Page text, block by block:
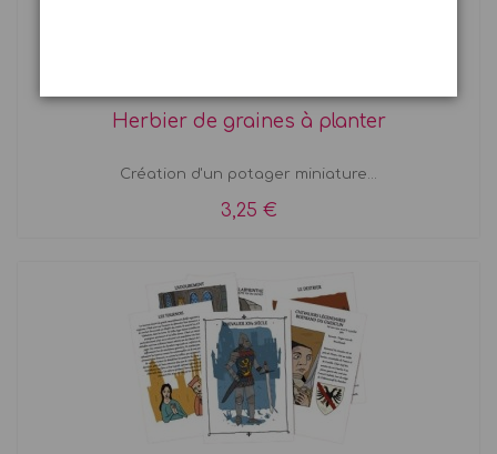
Herbier de graines à planter
Création d'un potager miniature...
3,25 €